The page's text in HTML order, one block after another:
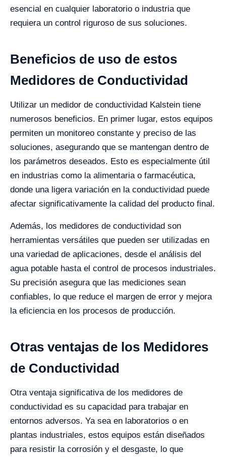
esencial en cualquier laboratorio o industria que
requiera un control riguroso de sus soluciones.
Beneficios de uso de estos
Medidores de Conductividad
Utilizar un medidor de conductividad Kalstein tiene
numerosos beneficios. En primer lugar, estos equipos
permiten un monitoreo constante y preciso de las
soluciones, asegurando que se mantengan dentro de
los parámetros deseados. Esto es especialmente útil
en industrias como la alimentaria o farmacéutica,
donde una ligera variación en la conductividad puede
afectar significativamente la calidad del producto final.
Además, los medidores de conductividad son
herramientas versátiles que pueden ser utilizadas en
una variedad de aplicaciones, desde el análisis del
agua potable hasta el control de procesos industriales.
Su precisión asegura que las mediciones sean
confiables, lo que reduce el margen de error y mejora
la eficiencia en los procesos de producción.
Otras ventajas de los Medidores
de Conductividad
Otra ventaja significativa de los medidores de
conductividad es su capacidad para trabajar en
entornos adversos. Ya sea en laboratorios o en
plantas industriales, estos equipos están diseñados
para resistir la corrosión y el desgaste, lo que